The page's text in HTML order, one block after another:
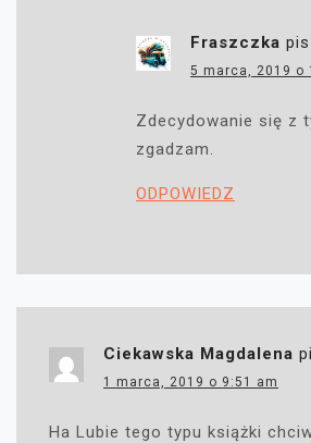
Fraszczka
5 marca, 2019 o
Zdecydowanie się z
zgadzam.
ODPOWIEDZ
Ciekawska Magdalena
1 marca, 2019 o 9:51 am
Ha Lubie tego typu książki